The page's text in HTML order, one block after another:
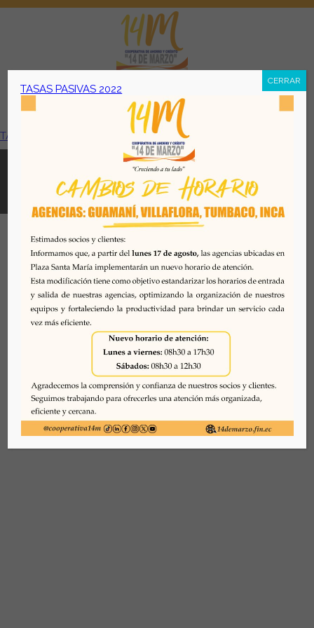
Menú
TASAS PASIVAS 2022
Todos los derechos reservados. Se prohibe el uso o
reproducción del mismo sin autorización. COAC 14 DE
MARZO, 2026. Quito - Ecuador
Desarrollado por
TASAS PASIVAS 2022
CERRAR